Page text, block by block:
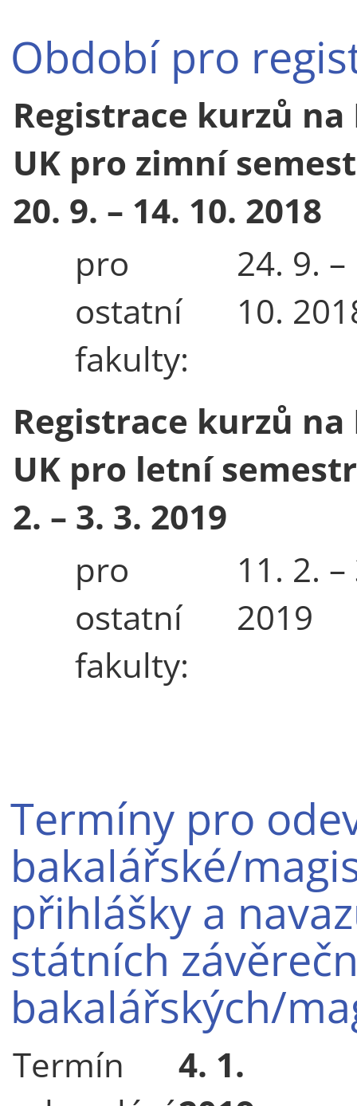
Období pro
Registrace kurzů na
UK pro zimní
20. 9. – 14. 10. 2018
pro
ostatní
fakulty:
24. 9. –
10.
Registrace kurzů na
UK pro letní
2. – 3. 3. 2019
pro
ostatní
fakulty:
11. 2.
2019
Termíny pro
bakalářské/
přihlášky a
státních
bakalářských/
Termín
4. 1.